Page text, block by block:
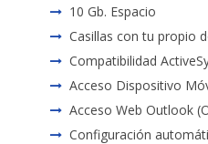
10 Gb. Espacio
Casillas con tu propio
Compatibilidad
Acceso Dispositivo
Acceso Web Outlook
Configuración